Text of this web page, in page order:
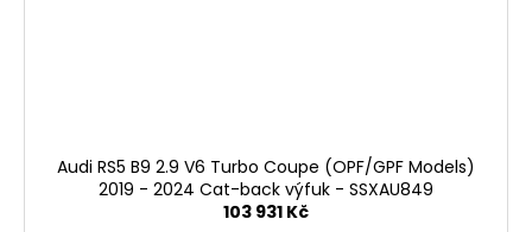
Audi RS5 B9 2.9 V6 Turbo Coupe (OPF/GPF Models)
2019 - 2024 Cat-back výfuk - SSXAU849
103 931 Kč